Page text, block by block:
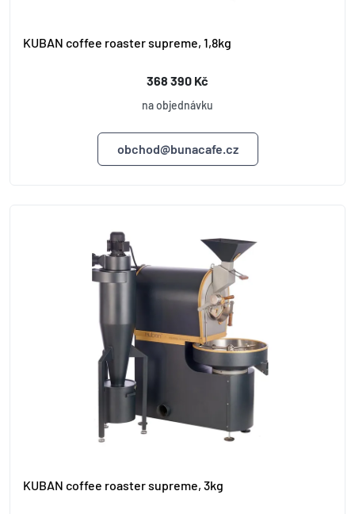
KUBAN coffee roaster supreme, 1,8kg
368 390 Kč
na objednávku
obchod@bunacafe.cz
KUBAN coffee roaster supreme, 3kg